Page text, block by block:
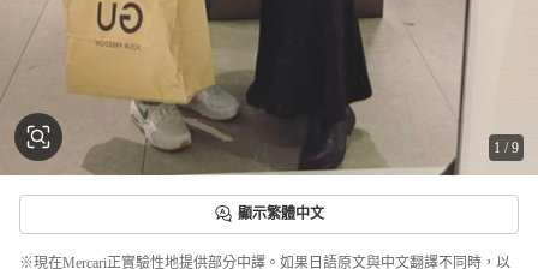
1 /9
顯示繁體中文
※現在Mercari正實驗性地提供部分中譯。如果日語原文與中文翻譯不同時，以